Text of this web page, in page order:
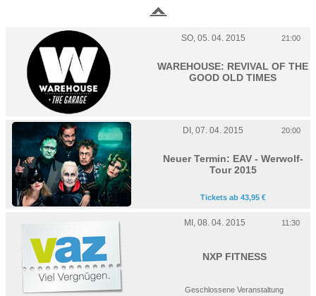
SO, 05. 04. 2015 21:00
WAREHOUSE: REVIVAL OF THE
GOOD OLD TIMES
DI, 07. 04. 2015 20:00
Neuer Termin: EAV - Werwolf-
Tour 2015
Tickets ab 43,95 €
MI, 08. 04. 2015 11:30
NXP FITNESS
Geschlossene Veranstaltung